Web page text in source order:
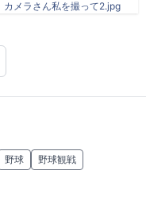
カメラさん私を撮って2.jpg
野球 野球観戦